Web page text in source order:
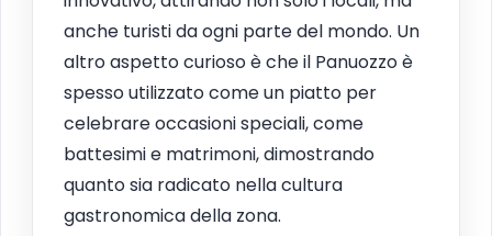
anche turisti da ogni parte del mondo. Un
altro aspetto curioso è che il Panuozzo è
spesso utilizzato come un piatto per
celebrare occasioni speciali, come
battesimi e matrimoni, dimostrando
quanto sia radicato nella cultura
gastronomica della zona.